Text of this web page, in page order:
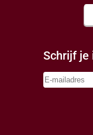
Schrijf je